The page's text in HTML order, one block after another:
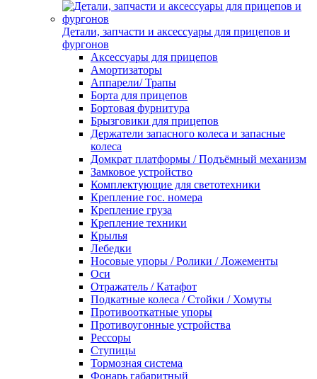
Детали, запчасти и аксессуары для прицепов и
фургонов
Аксессуары для прицепов
Амортизаторы
Аппарели/ Трапы
Борта для прицепов
Бортовая фурнитура
Брызговики для прицепов
Держатели запасного колеса и запасные
колеса
Домкрат платформы / Подъёмный механизм
Замковое устройство
Комплектующие для светотехники
Крепление гос. номера
Крепление груза
Крепление техники
Крылья
Лебедки
Носовые упоры / Ролики / Ложементы
Оси
Отражатель / Катафот
Подкатные колеса / Стойки / Хомуты
Противооткатные упоры
Противоугонные устройства
Рессоры
Ступицы
Тормозная система
Фонарь габаритный